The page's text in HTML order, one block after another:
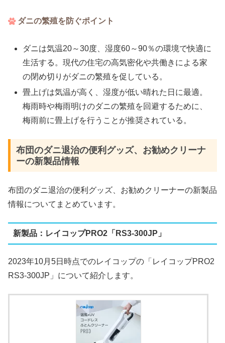
ダニの繁殖を防ぐポイント
ダニは気温20～30度、湿度60～90％の環境で快適に
生活する。現代の住宅の高気密化や共働きによる家
の閉め切りがダニの繁殖を促している。
畳上げは気温が高く、湿度が低い晴れた日に最適。
梅雨時や梅雨明けのダニの繁殖を回避するために、
梅雨前に畳上げを行うことが推奨されている。
布団のダニ退治の便利グッズ、お勧めクリーナ
ーの新製品情報
布団のダニ退治の便利グッズ、お勧めクリーナーの新製品
情報についてまとめています。
新製品：レイコップPRO2「RS3-300JP」
2023年10月5日時点でのレイコップの「レイコップPRO2
RS3-300JP」について紹介します。